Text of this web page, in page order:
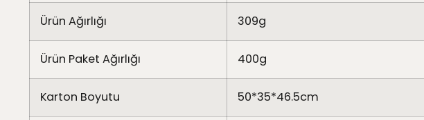
Ürün Ağırlığı 309g
Ürün Paket Ağırlığı 400g
Karton Boyutu 50*35*46.5cm